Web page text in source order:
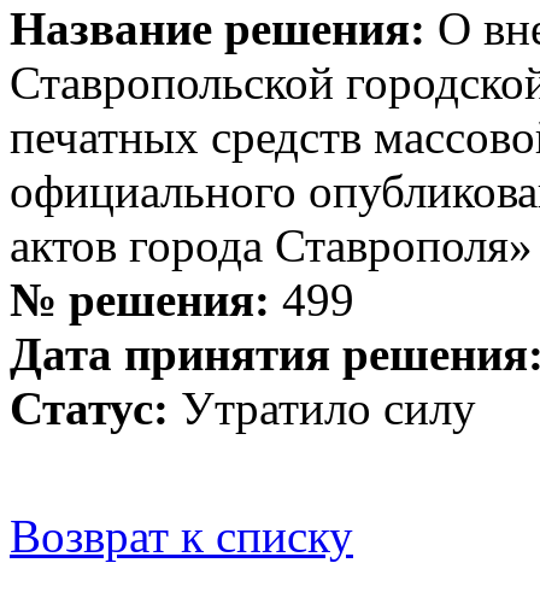
Название решения: О
Ставропольской
печатных средств
официального
актов города Ставрополя»
№ решения: 499
Дата принятия
Статус: Утратило силу
Возврат к списку